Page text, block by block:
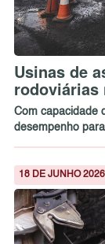
Usinas de
rodoviárias
Com capacidade
desempenho
18 DE JUNHO 2026